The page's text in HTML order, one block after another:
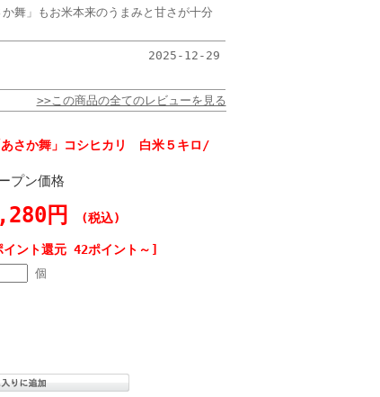
舞」もお米本来のうまみと甘さが十分
2025-12-29
>>この商品の全てのレビューを見る
さか舞」コシヒカリ 白米５キロ/
プン価格
円 (税込)
イント還元 42ポイント～]
個